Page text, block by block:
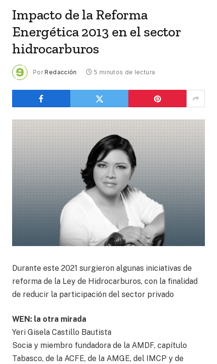
Impacto de la Reforma
Energética 2013 en el sector
hidrocarburos
Por Redacción 5 minutos de lectura
Durante este 2021 surgieron algunas iniciativas de
reforma de la Ley de Hidrocarburos, con la finalidad
de reducir la participación del sector privado
WEN: la otra mirada
Yeri Gisela Castillo Bautista
Socia y miembro fundadora de la AMDF, capítulo
Tabasco, de la ACFE, de la AMGE, del IMCP y de